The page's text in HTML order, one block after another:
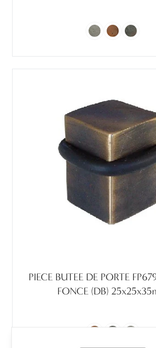
PIECE BUTEE DE PORTE
FONCE (DB)